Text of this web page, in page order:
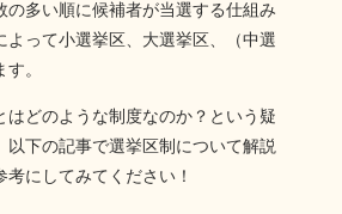
の多い順に候補者が当選する仕組み
よって小選挙区、大選挙区、（中選
。
はどのような制度なのか？という疑
以下の記事で選挙区制について解説
考にしてみてください！